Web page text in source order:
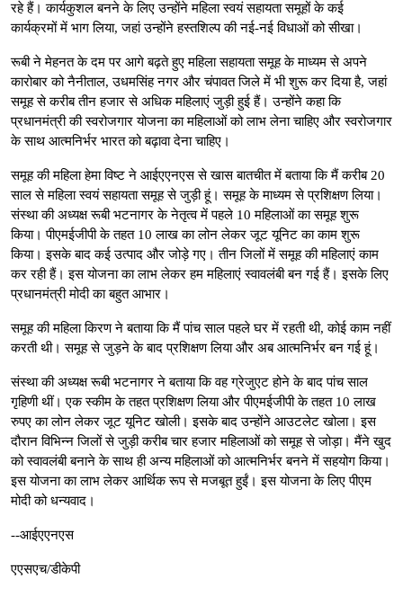
रहे हैं। कार्यकुशल बनने के लिए उन्होंने महिला स्वयं सहायता समूहों के कई
कार्यक्रमों में भाग लिया, जहां उन्होंने हस्तशिल्प की नई-नई विधाओं को सीखा।
रूबी ने मेहनत के दम पर आगे बढ़ते हुए महिला सहायता समूह के माध्यम से अपने
कारोबार को नैनीताल, उधमसिंह नगर और चंपावत जिले में भी शुरू कर दिया है, जहां
समूह से करीब तीन हजार से अधिक महिलाएं जुड़ी हुई हैं। उन्होंने कहा कि
प्रधानमंत्री की स्वरोजगार योजना का महिलाओं को लाभ लेना चाहिए और स्वरोजगार
के साथ आत्मनिर्भर भारत को बढ़ावा देना चाहिए।
समूह की महिला हेमा विष्‍ट ने आईएएनएस से खास बातचीत में बताया कि मैं करीब 20
साल से महिला स्वयं सहायता समूह से जुड़ी हूं। समूह के माध्‍यम से प्रशिक्षण लिया।
संस्‍था की अध्‍यक्ष रूबी भटनागर के नेतृत्‍व में पहले 10 महिलाओं का समूह शुरू
किया। पीएमईजीपी के तहत 10 लाख का लोन लेकर जूट यूनिट का काम शुरू
किया। इसके बाद कई उत्‍पाद और जोड़े गए। तीन जिलों में समूह की महिलाएं काम
कर रही हैं। इस योजना का लाभ लेकर हम महिलाएं स्‍वावलंबी बन गई हैं। इसके लिए
प्रधानमंत्री मोदी का बहुत आभार।
समूह की महिला किरण ने बताया कि मैं पांच साल पहले घर में रहती थी, कोई काम नहीं
करती थी। समूह से जुड़ने के बाद प्रशिक्षण लिया और अब आत्‍मनिर्भर बन गई हूं।
संस्‍था की अध्‍यक्ष रूबी भटनागर ने बताया कि वह ग्रेजुएट होने के बाद पांच साल
गृहिणी थीं। एक स्‍कीम के तहत प्रशिक्षण लिया और पीएमईजीपी के तहत 10 लाख
रुपए का लोन लेकर जूट यूनिट खोली। इसके बाद उन्होंने आउटलेट खोला। इस
दौरान विभिन्‍न जिलों से जुड़ी करीब चार हजार महिलाओं को समूह से जोड़ा। मैंने खुद
को स्‍वावलंबी बनाने के साथ ही अन्‍य महिलाओं को आत्‍मनिर्भर बनने में सहयोग किया।
इस योजना का लाभ लेकर आर्थिक रूप से मजबूत हुईं। इस योजना के लिए पीएम
मोदी को धन्‍यवाद।
--आईएएनएस
एएसएच/डीकेपी